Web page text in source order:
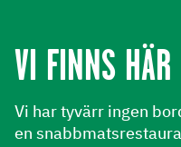
VI FINNS HÄR
Vi har tyvärr ingen
en